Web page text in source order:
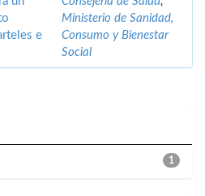
e
Ministerio de Sanidad,
Consumo y Bienestar
Social
1